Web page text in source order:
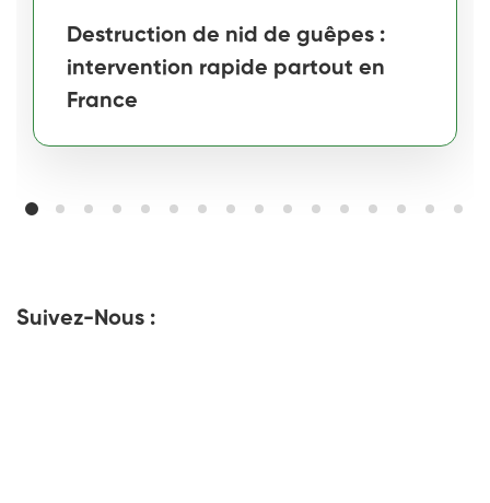
Destruction de nid de guêpes :
intervention rapide partout en
France
Suivez-Nous :